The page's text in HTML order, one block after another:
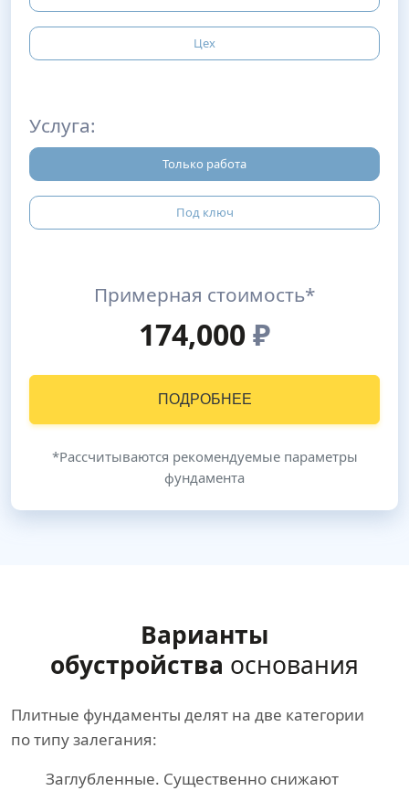
Цех
Услуга:
Только работа
Под ключ
Примерная стоимость*
174,000₽
ПОДРОБНЕЕ
*Рассчитываются рекомендуемые параметры
фундамента
Варианты
обустройства основания
Плитные фундаменты делят на две категории
по типу залегания:
Заглубленные. Существенно снижают